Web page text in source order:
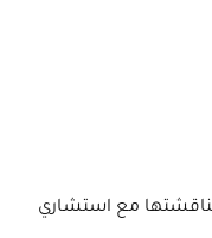
مع استشاري